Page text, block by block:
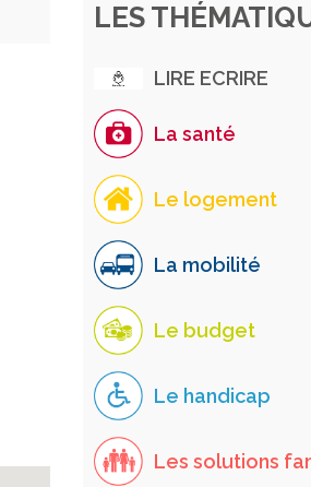
LES
LIRE ECRIRE
La santé
Le logement
La mobilité
Le budget
Le handicap
Les solutions